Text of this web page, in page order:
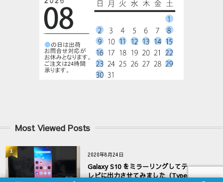
Most Viewed Posts
2020年8月24日
Galaxy S10 をミラーリングしてテ
レビに出力させてみました（Type-
1